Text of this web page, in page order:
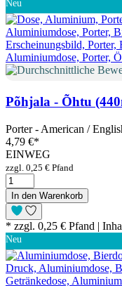
Neu
Põhjala - Õhtu
Porter - American /
4,79 €*
EINWEG
zzgl. 0,25 € Pfand
In den Warenkorb
* zzgl. 0,25 € Pfand |
Neu